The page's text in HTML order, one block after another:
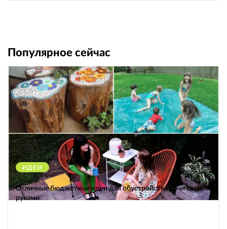
Популярное сейчас
ИДЕИ 38282
Отличные бюджетные идеи для обустройства дачи своими
руками